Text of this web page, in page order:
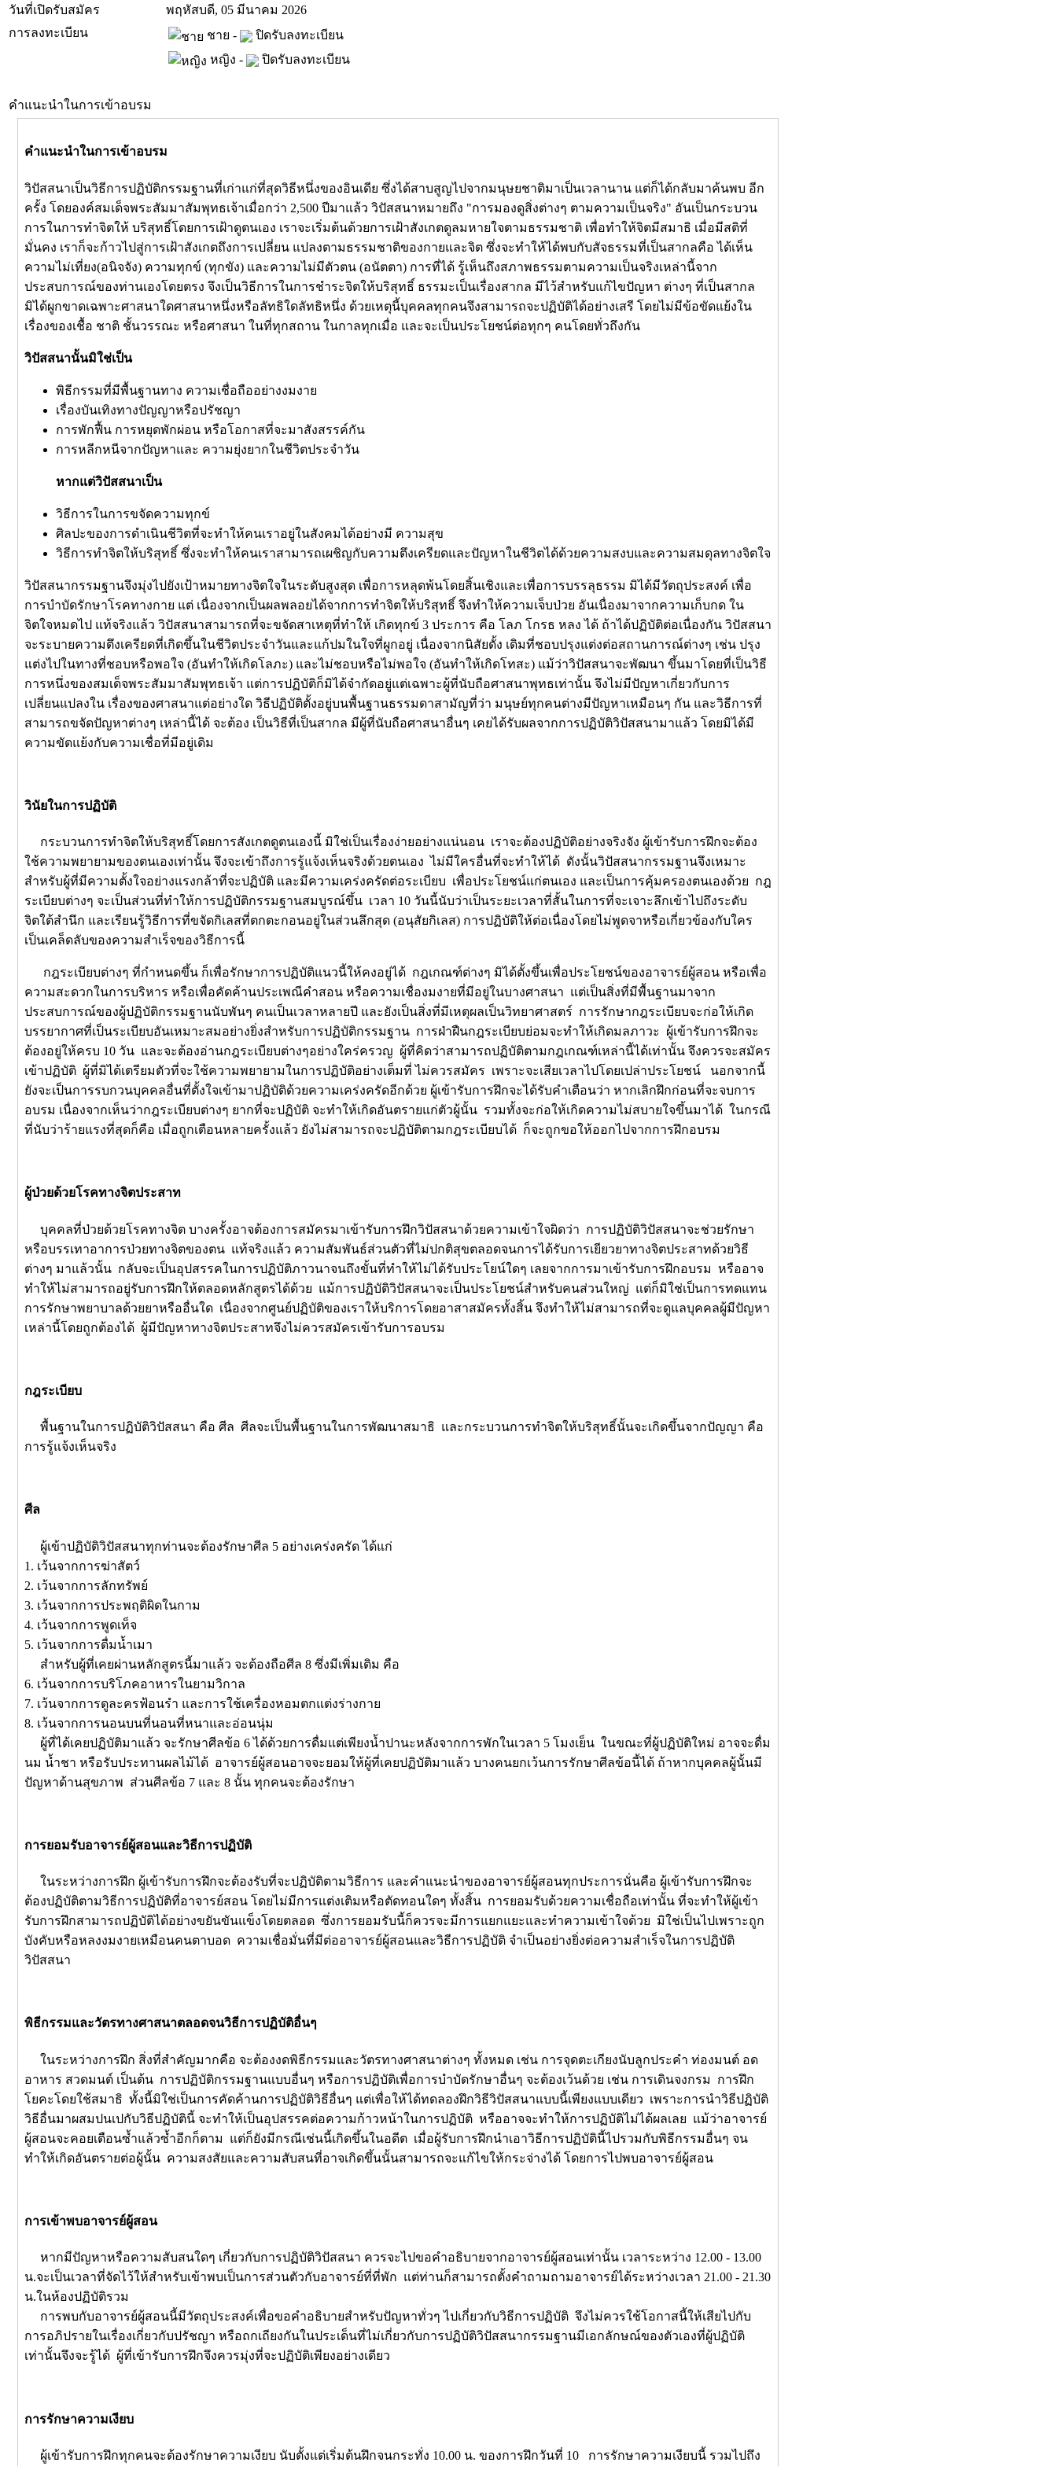
วันที่เปิดรับสมัคร
พฤหัสบดี, 05 มีนาคม 2026
การลงทะเบียน
ชาย -
ปิดรับลงทะเบียน
หญิง -
ปิดรับลงทะเบียน
คำแนะนำในการเข้าอบรม
คำแนะนำในการเข้าอบรม
วิปัสสนาเป็นวิธีการปฏิบัติกรรมฐานที่เก่าแก่ที่สุดวิธีหนึ่งของอินเดีย ซึ่งได้สาบสูญไปจากมนุษยชาติมาเป็นเวลานาน แต่ก็ได้กลับมาค้นพบ อีก
ครั้ง โดยองค์สมเด็จพระสัมมาสัมพุทธเจ้าเมื่อกว่า 2,500 ปีมาแล้ว วิปัสสนาหมายถึง "การมองดูสิ่งต่างๆ ตามความเป็นจริง" อันเป็นกระบวน
การในการทำจิตให้ บริสุทธิ์โดยการเฝ้าดูตนเอง เราจะเริ่มต้นด้วยการเฝ้าสังเกตดูลมหายใจตามธรรมชาติ เพื่อทำให้จิตมีสมาธิ เมื่อมีสติที่
มั่นคง เราก็จะก้าวไปสู่การเฝ้าสังเกตถึงการเปลี่ยน แปลงตามธรรมชาติของกายและจิต ซึ่งจะทำให้ได้พบกับสัจธรรมที่เป็นสากลคือ ได้เห็น
ความไม่เที่ยง(อนิจจัง) ความทุกข์ (ทุกขัง) และความไม่มีตัวตน (อนัตตา) การที่ได้ รู้เห็นถึงสภาพธรรมตามความเป็นจริงเหล่านี้จาก
ประสบการณ์ของท่านเองโดยตรง จึงเป็นวิธีการในการชำระจิตให้บริสุทธิ์ ธรรมะเป็นเรื่องสากล มีไว้สำหรับแก้ไขปัญหา ต่างๆ ที่เป็นสากล
มิได้ผูกขาดเฉพาะศาสนาใดศาสนาหนึ่งหรือลัทธิใดลัทธิหนึ่ง ด้วยเหตุนี้บุคคลทุกคนจึงสามารถจะปฏิบัติได้อย่างเสรี โดยไม่มีข้อขัดแย้งใน
เรื่องของเชื้อ ชาติ ชั้นวรรณะ หรือศาสนา ในที่ทุกสถาน ในกาลทุกเมื่อ และจะเป็นประโยชน์ต่อทุกๆ คนโดยทั่วถึงกัน
วิปัสสนานั้นมิใช่เป็น
พิธีกรรมที่มีพื้นฐานทาง ความเชื่อถืออย่างงมงาย
เรื่องบันเทิงทางปัญญาหรือปรัชญา
การพักฟื้น การหยุดพักผ่อน หรือโอกาสที่จะมาสังสรรค์กัน
การหลีกหนีจากปัญหาและ ความยุ่งยากในชีวิตประจำวัน
หากแต่วิปัสสนาเป็น
วิธีการในการขจัดความทุกข์
ศิลปะของการดำเนินชีวิตที่จะทำให้คนเราอยู่ในสังคมได้อย่างมี ความสุข
วิธีการทำจิตให้บริสุทธิ์ ซึ่งจะทำให้คนเราสามารถเผชิญกับความตึงเครียดและปัญหาในชีวิตได้ด้วยความสงบและความสมดุลทางจิตใจ
วิปัสสนากรรมฐานจึงมุ่งไปยังเป้าหมายทางจิตใจในระดับสูงสุด เพื่อการหลุดพ้นโดยสิ้นเชิงและเพื่อการบรรลุธรรม มิได้มีวัตถุประสงค์ เพื่อ
การบำบัดรักษาโรคทางกาย แต่ เนื่องจากเป็นผลพลอยได้จากการทำจิตให้บริสุทธิ์ จึงทำให้ความเจ็บป่วย อันเนื่องมาจากความเก็บกด ใน
จิตใจหมดไป แท้จริงแล้ว วิปัสสนาสามารถที่จะขจัดสาเหตุที่ทำให้ เกิดทุกข์ 3 ประการ คือ โลภ โกรธ หลง ได้ ถ้าได้ปฏิบัติต่อเนื่องกัน วิปัสสนา
จะระบายความตึงเครียดที่เกิดขึ้นในชีวิตประจำวันและแก้ปมในใจที่ผูกอยู่ เนื่องจากนิสัยดั้ง เดิมที่ชอบปรุงแต่งต่อสถานการณ์ต่างๆ เช่น ปรุง
แต่งไปในทางที่ชอบหรือพอใจ (อันทำให้เกิดโลภะ) และไม่ชอบหรือไม่พอใจ (อันทำให้เกิดโทสะ) แม้ว่าวิปัสสนาจะพัฒนา ขึ้นมาโดยที่เป็นวิธี
การหนึ่งของสมเด็จพระสัมมาสัมพุทธเจ้า แต่การปฏิบัติก็มิได้จำกัดอยู่แต่เฉพาะผู้ที่นับถือศาสนาพุทธเท่านั้น จึงไม่มีปัญหาเกี่ยวกับการ
เปลี่ยนแปลงใน เรื่องของศาสนาแต่อย่างใด วิธีปฏิบัติตั้งอยู่บนพื้นฐานธรรมดาสามัญที่ว่า มนุษย์ทุกคนต่างมีปัญหาเหมือนๆ กัน และวิธีการที่
สามารถขจัดปัญหาต่างๆ เหล่านี้ได้ จะต้อง เป็นวิธีที่เป็นสากล มีผู้ที่นับถือศาสนาอื่นๆ เคยได้รับผลจากการปฏิบัติวิปัสสนามาแล้ว โดยมิได้มี
ความขัดแย้งกับความเชื่อที่มีอยู่เดิม
วินัยในการปฏิบัติ
กระบวนการทำจิตให้บริสุทธิ์โดยการสังเกตดูตนเองนี้ มิใช่เป็นเรื่องง่ายอย่างแน่นอน เราจะต้องปฏิบัติอย่างจริงจัง ผู้เข้ารับการฝึกจะต้อง
ใช้ความพยายามของตนเองเท่านั้น จึงจะเข้าถึงการรู้แจ้งเห็นจริงด้วยตนเอง ไม่มีใครอื่นที่จะทำให้ได้ ดังนั้นวิปัสสนากรรมฐานจึงเหมาะ
สำหรับผู้ที่มีความตั้งใจอย่างแรงกล้าที่จะปฏิบัติ และมีความเคร่งครัดต่อระเบียบ เพื่อประโยชน์แก่ตนเอง และเป็นการคุ้มครองตนเองด้วย กฎ
ระเบียบต่างๆ จะเป็นส่วนที่ทำให้การปฏิบัติกรรมฐานสมบูรณ์ขึ้น เวลา 10 วันนี้นับว่าเป็นระยะเวลาที่สั้นในการที่จะเจาะลึกเข้าไปถึงระดับ
จิตใต้สำนึก และเรียนรู้วิธีการที่ขจัดกิเลสที่ตกตะกอนอยู่ในส่วนลึกสุด (อนุสัยกิเลส) การปฏิบัติให้ต่อเนื่องโดยไม่พูดจาหรือเกี่ยวข้องกับใคร
เป็นเคล็ดลับของความสำเร็จของวิธีการนี้
กฎระเบียบต่างๆ ที่กำหนดขึ้น ก็เพื่อรักษาการปฏิบัติแนวนี้ให้คงอยู่ได้ กฎเกณฑ์ต่างๆ มิได้ตั้งขึ้นเพื่อประโยชน์ของอาจารย์ผู้สอน หรือเพื่อ
ความสะดวกในการบริหาร หรือเพื่อคัดค้านประเพณีคำสอน หรือความเชื่องมงายที่มีอยู่ในบางศาสนา แต่เป็นสิ่งที่มีพื้นฐานมาจาก
ประสบการณ์ของผู้ปฏิบัติกรรมฐานนับพันๆ คนเป็นเวลาหลายปี และยังเป็นสิ่งที่มีเหตุผลเป็นวิทยาศาสตร์ การรักษากฎระเบียบจะก่อให้เกิด
บรรยากาศที่เป็นระเบียบอันเหมาะสมอย่างยิ่งสำหรับการปฏิบัติกรรมฐาน การฝ่าฝืนกฎระเบียบย่อมจะทำให้เกิดมลภาวะ ผู้เข้ารับการฝึกจะ
ต้องอยู่ให้ครบ 10 วัน และจะต้องอ่านกฎระเบียบต่างๆอย่างใคร่ครวญ ผู้ที่คิดว่าสามารถปฏิบัติตามกฎเกณฑ์เหล่านี้ได้เท่านั้น จึงควรจะสมัคร
เข้าปฏิบัติ ผู้ที่มิได้เตรียมตัวที่จะใช้ความพยายามในการปฏิบัติอย่างเต็มที่ ไม่ควรสมัคร เพราะจะเสียเวลาไปโดยเปล่าประโยชน์ นอกจากนี้
ยังจะเป็นการรบกวนบุคคลอื่นที่ตั้งใจเข้ามาปฏิบัติด้วยความเคร่งครัดอีกด้วย ผู้เข้ารับการฝึกจะได้รับคำเตือนว่า หากเลิกฝึกก่อนที่จะจบการ
อบรม เนื่องจากเห็นว่ากฎระเบียบต่างๆ ยากที่จะปฏิบัติ จะทำให้เกิดอันตรายแก่ตัวผู้นั้น รวมทั้งจะก่อให้เกิดความไม่สบายใจขึ้นมาได้ ในกรณี
ที่นับว่าร้ายแรงที่สุดก็คือ เมื่อถูกเตือนหลายครั้งแล้ว ยังไม่สามารถจะปฏิบัติตามกฎระเบียบได้ ก็จะถูกขอให้ออกไปจากการฝึกอบรม
ผู้ป่วยด้วยโรคทางจิตประสาท
บุคคลที่ป่วยด้วยโรคทางจิต บางครั้งอาจต้องการสมัครมาเข้ารับการฝึกวิปัสสนาด้วยความเข้าใจผิดว่า การปฏิบัติวิปัสสนาจะช่วยรักษา
หรือบรรเทาอาการป่วยทางจิตของตน แท้จริงแล้ว ความสัมพันธ์ส่วนตัวที่ไม่ปกติสุขตลอดจนการได้รับการเยียวยาทางจิตประสาทด้วยวิธี
ต่างๆ มาแล้วนั้น กลับจะเป็นอุปสรรคในการปฏิบัติภาวนาจนถึงขั้นที่ทำให้ไม่ได้รับประโยน์ใดๆ เลยจากการมาเข้ารับการฝึกอบรม หรืออาจ
ทำให้ไม่สามารถอยู่รับการฝึกให้ตลอดหลักสูตรได้ด้วย แม้การปฏิบัติวิปัสสนาจะเป็นประโยชน์สำหรับคนส่วนใหญ่ แต่ก็มิใช่เป็นการทดแทน
การรักษาพยาบาลด้วยยาหรืออื่นใด เนื่องจากศูนย์ปฏิบัติของเราให้บริการโดยอาสาสมัครทั้งสิ้น จึงทำให้ไม่สามารถที่จะดูแลบุคคลผู้มีปัญหา
เหล่านี้โดยถูกต้องได้ ผู้มีปัญหาทางจิตประสาทจึงไม่ควรสมัครเข้ารับการอบรม
กฎระเบียบ
พื้นฐานในการปฏิบัติวิปัสสนา คือ ศีล ศีลจะเป็นพื้นฐานในการพัฒนาสมาธิ และกระบวนการทำจิตให้บริสุทธิ์นั้นจะเกิดขึ้นจากปัญญา คือ
การรู้แจ้งเห็นจริง
ศีล
ผู้เข้าปฏิบัติวิปัสสนาทุกท่านจะต้องรักษาศีล 5 อย่างเคร่งครัด ได้แก่
1. เว้นจากการฆ่าสัตว์
2. เว้นจากการลักทรัพย์
3. เว้นจากการประพฤติผิดในกาม
4. เว้นจากการพูดเท็จ
5. เว้นจากการดื่มน้ำเมา
สำหรับผู้ที่เคยผ่านหลักสูตรนี้มาแล้ว จะต้องถือศีล 8 ซึ่งมีเพิ่มเติม คือ
6. เว้นจากการบริโภคอาหารในยามวิกาล
7. เว้นจากการดูละครฟ้อนรำ และการใช้เครื่องหอมตกแต่งร่างกาย
8. เว้นจากการนอนบนที่นอนที่หนาและอ่อนนุ่ม
ผู้ที่ได้เคยปฏิบัติมาแล้ว จะรักษาศีลข้อ 6 ได้ด้วยการดื่มแต่เพียงน้ำปานะหลังจากการพักในเวลา 5 โมงเย็น ในขณะที่ผู้ปฏิบัติใหม่ อาจจะดื่ม
นม น้ำชา หรือรับประทานผลไม้ได้ อาจารย์ผู้สอนอาจจะยอมให้ผู้ที่เคยปฏิบัติมาแล้ว บางคนยกเว้นการรักษาศีลข้อนี้ได้ ถ้าหากบุคคลผู้นั้นมี
ปัญหาด้านสุขภาพ ส่วนศีลข้อ 7 และ 8 นั้น ทุกคนจะต้องรักษา
การยอมรับอาจารย์ผู้สอนและวิธีการปฏิบัติ
ในระหว่างการฝึก ผู้เข้ารับการฝึกจะต้องรับที่จะปฏิบัติตามวิธีการ และคำแนะนำของอาจารย์ผู้สอนทุกประการนั่นคือ ผู้เข้ารับการฝึกจะ
ต้องปฏิบัติตามวิธีการปฏิบัติที่อาจารย์สอน โดยไม่มีการแต่งเติมหรือตัดทอนใดๆ ทั้งสิ้น การยอมรับด้วยความเชื่อถือเท่านั้น ที่จะทำให้ผู้เข้า
รับการฝึกสามารถปฏิบัติได้อย่างขยันขันแข็งโดยตลอด ซึ่งการยอมรับนี้ก็ควรจะมีการแยกแยะและทำความเข้าใจด้วย มิใช่เป็นไปเพราะถูก
บังคับหรือหลงงมงายเหมือนคนตาบอด ความเชื่อมั่นที่มีต่ออาจารย์ผู้สอนและวิธีการปฏิบัติ จำเป็นอย่างยิ่งต่อความสำเร็จในการปฏิบัติ
วิปัสสนา
พิธีกรรมและวัตรทางศาสนาตลอดจนวิธีการปฏิบัติอื่นๆ
ในระหว่างการฝึก สิ่งที่สำคัญมากคือ จะต้องงดพิธีกรรมและวัตรทางศาสนาต่างๆ ทั้งหมด เช่น การจุดตะเกียงนับลูกประคำ ท่องมนต์ อด
อาหาร สวดมนต์ เป็นต้น การปฏิบัติกรรมฐานแบบอื่นๆ หรือการปฏิบัติเพื่อการบำบัดรักษาอื่นๆ จะต้องเว้นด้วย เช่น การเดินจงกรม การฝึก
โยคะโดยใช้สมาธิ ทั้งนี้มิใช่เป็นการคัดค้านการปฏิบัติวิธีอื่นๆ แต่เพื่อให้ได้ทดลองฝึกวิธีวิปัสสนาแบบนี้เพียงแบบเดียว เพราะการนำวิธีปฏิบัติ
วิธีอื่นมาผสมปนเปกับวิธีปฏิบัตินี้ จะทำให้เป็นอุปสรรคต่อความก้าวหน้าในการปฏิบัติ หรืออาจจะทำให้การปฏิบัติไม่ได้ผลเลย แม้ว่าอาจารย์
ผู้สอนจะคอยเตือนซ้ำแล้วซ้ำอีกก็ตาม แต่ก็ยังมีกรณีเช่นนี้เกิดขึ้นในอดีต เมื่อผู้รับการฝึกนำเอาวิธีการปฏิบัตินี้ไปรวมกับพิธีกรรมอื่นๆ จน
ทำให้เกิดอันตรายต่อผู้นั้น ความสงสัยและความสับสนที่อาจเกิดขึ้นนั้นสามารถจะแก้ไขให้กระจ่างได้ โดยการไปพบอาจารย์ผู้สอน
การเข้าพบอาจารย์ผู้สอน
หากมีปัญหาหรือความสับสนใดๆ เกี่ยวกับการปฏิบัติวิปัสสนา ควรจะไปขอคำอธิบายจากอาจารย์ผู้สอนเท่านั้น เวลาระหว่าง 12.00 - 13.00
น.จะเป็นเวลาที่จัดไว้ให้สำหรับเข้าพบเป็นการส่วนตัวกับอาจารย์ที่ที่พัก แต่ท่านก็สามารถตั้งคำถามถามอาจารย์ได้ระหว่างเวลา 21.00 - 21.30
น.ในห้องปฏิบัติรวม
การพบกับอาจารย์ผู้สอนนี้มีวัตถุประสงค์เพื่อขอคำอธิบายสำหรับปัญหาทั่วๆ ไปเกี่ยวกับวิธีการปฏิบัติ จึงไม่ควรใช้โอกาสนี้ให้เสียไปกับ
การอภิปรายในเรื่องเกี่ยวกับปรัชญา หรือถกเถียงกันในประเด็นที่ไม่เกี่ยวกับการปฏิบัติวิปัสสนากรรมฐานมีเอกลักษณ์ของตัวเองที่ผู้ปฏิบัติ
เท่านั้นจึงจะรู้ได้ ผู้ที่เข้ารับการฝึกจึงควรมุ่งที่จะปฏิบัติเพียงอย่างเดียว
การรักษาความเงียบ
ผู้เข้ารับการฝึกทุกคนจะต้องรักษาความเงียบ นับตั้งแต่เริ่มต้นฝึกจนกระทั่ง 10.00 น. ของการฝึกวันที่ 10 การรักษาความเงียบนี้ รวมไปถึง